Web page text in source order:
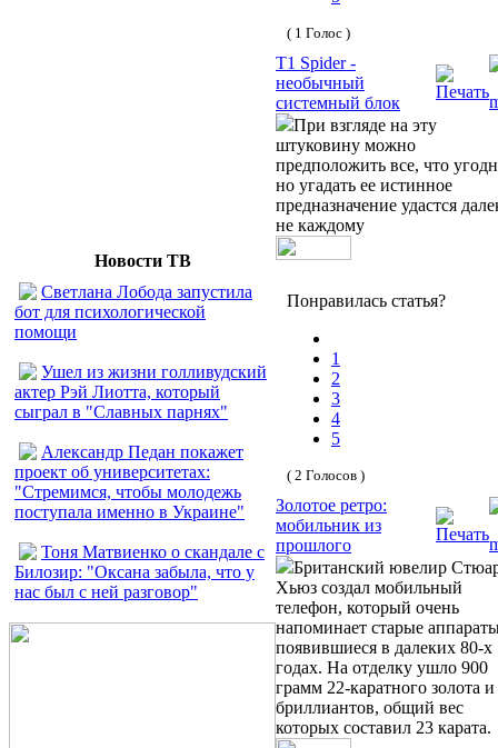
Новости ТВ
Светлана Лобода запустила
бот для психологической
помощи
Ушел из жизни голливудский
актер Рэй Лиотта, который
сыграл в "Славных парнях"
Александр Педан покажет
проект об университетах:
"Стремимся, чтобы молодежь
поступала именно в Украине"
Тоня Матвиенко о скандале с
Билозир: "Оксана забыла, что у
нас был с ней разговор"
( 1 Голос )
T1 Spider -
необычный
системный блок
При взгляде на эту
штуковину можно
предположить все, что
но угадать ее истинное
предназначение удастся
не каждому
Понравилась статья?
1
2
3
4
5
( 2 Голосов )
Золотое ретро:
мобильник из
прошлого
Британский ювелир
Хьюз создал мобильный
телефон, который очень
напоминает старые
появившиеся в далеких 80-х
годах. На отделку ушло 900
грамм 22-каратного золота
бриллиантов, общий вес
которых составил 23 карата.